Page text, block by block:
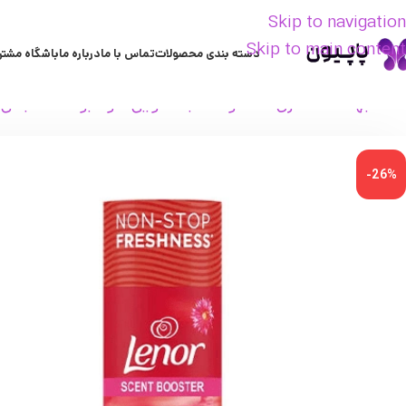
Skip to navigation
Skip to main contentدسته بندی محصولاتتماس با مادرباره ماباشگاه
بهداشت منزل محصولات لباسشویی خوشبو کننده لباس
-26%